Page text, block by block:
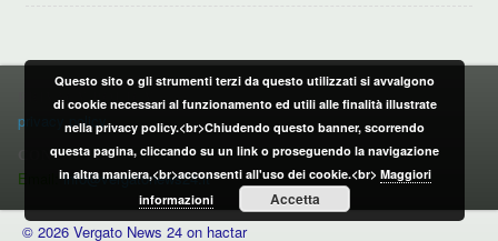
PRIVACY POLICY
privacy policy
CONTATTI:
Email:info@vergatonews24.it
© 2026 Vergato News 24 on hactar
Questo sito o gli strumenti terzi da questo utilizzati si avvalgono
di cookie necessari al funzionamento ed utili alle finalità illustrate
nella privacy policy.<br>Chiudendo questo banner, scorrendo
questa pagina, cliccando su un link o proseguendo la navigazione
in altra maniera,<br>acconsenti all'uso dei cookie.<br> Maggiori
informazioni
Accetta